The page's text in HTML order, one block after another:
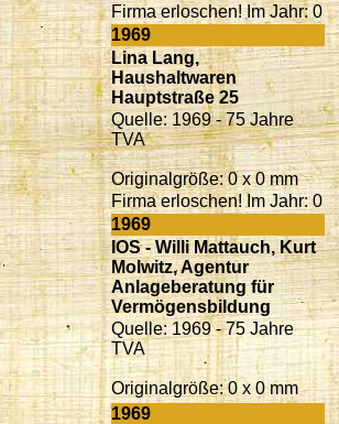
Firma erloschen! Im Jahr: 0
1969
Lina Lang,
Haushaltwaren
Hauptstraße 25
Quelle: 1969 - 75 Jahre
TVA
Originalgröße: 0 x 0 mm
Firma erloschen! Im Jahr: 0
1969
IOS - Willi Mattauch, Kurt
Molwitz, Agentur
Anlageberatung für
Vermögensbildung
Quelle: 1969 - 75 Jahre
TVA
Originalgröße: 0 x 0 mm
1969